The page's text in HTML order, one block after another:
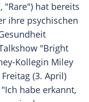
"Rare") hat bereits
ihre psychischen
"Bright
Kollegin Miley
(3. April)
habe erkannt,